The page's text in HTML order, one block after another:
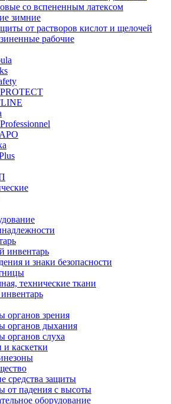
со вспененным латексом
зимние
от растворов кислот и щелочей
рабочие
инвентарь
и знаки безопасности
технические ткани
органов зрения
органов дыхания
органов слуха
каскетки
средства защиты
от падения с высоты
оборудование